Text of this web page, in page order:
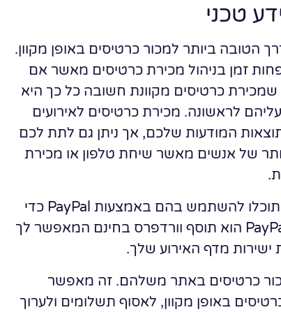
טכני
הטובה ביותר למכור כרטיסים באופן מקוון.
זמן בניהול מכירת כרטיסים מאשר אם
שמכירת כרטיסים מקוונת חשובה כל כך היא
לראשונה. מכירת כרטיסים לאירועים
המודעות שלכם, אך ניתן גם לתת לכם
של אנשים מאשר שיחת טלפון או מכירת
כדי לעזור לכם לקצץ בעבודה, הקמנו כמה כלי אירועים שתוכלו להשתמש בהם באמצעות PayPal כדי
למכור כרטיסים לגיוס הכספים שלכם באופן מקוון. אירועי PayPal הוא תוסף וורדפרס בחינם המאפשר לך
ישירות מדף האירוע שלך.
כרטיסים באתר משלהם. זה מאפשר
באופן מקוון, לאסוף תשלומים ולערוך